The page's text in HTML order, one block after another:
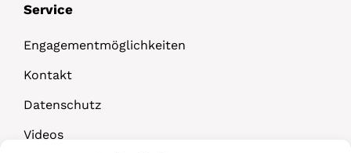
Service
Engagementmöglichkeiten
Kontakt
Datenschutz
Videos